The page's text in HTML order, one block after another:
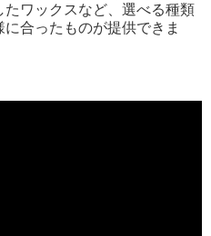
たワックスなど、選べる種類
合ったものが提供できま